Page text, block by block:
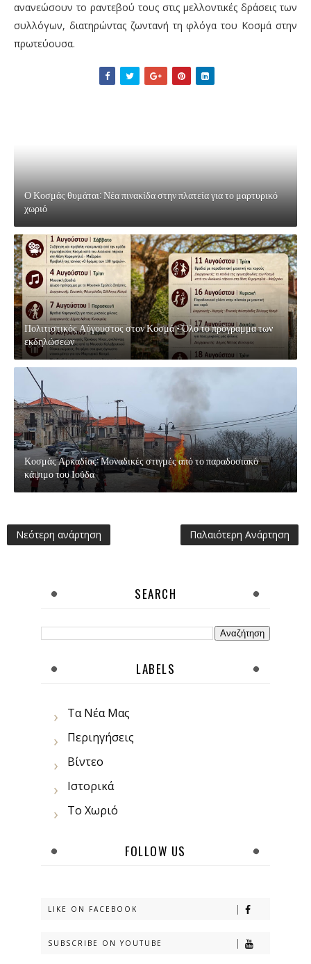
ανανεώσουν το ραντεβού τους στις μελλοντικές δράσεις των
συλλόγων, διατηρώντας ζωντανή τη φλόγα του Κοσμά στην
πρωτεύουσα.
Ο Κοσμάς θυμάται: Νέα πινακίδα στην πλατεία για το μαρτυρικό
χωριό
Πολιτιστικός Αύγουστος στον Κοσμά - Όλο το πρόγραμμα των
εκδηλώσεων
Κοσμάς Αρκαδίας: Μοναδικές στιγμές από το παραδοσιακό
κάψιμο του Ιούδα
Νεότερη ανάρτηση Παλαιότερη Ανάρτηση
SEARCH
LABELS
Τα Νέα Μας
Περιηγήσεις
Βίντεο
Ιστορικά
Το Χωριό
FOLLOW US
LIKE ON FACEBOOK
SUBSCRIBE ON YOUTUBE